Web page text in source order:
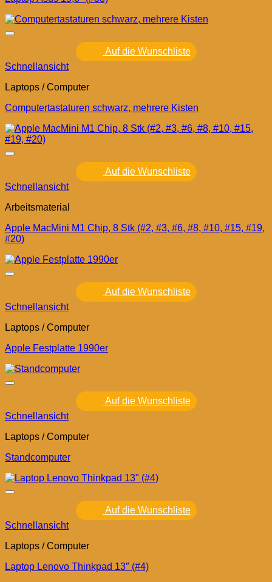
Auf die Wunschliste
Schnellansicht
Laptops / Computer
Computertastaturen schwarz, mehrere Kisten
Auf die Wunschliste
Schnellansicht
Arbeitsmaterial
Apple MacMini M1 Chip, 8 Stk (#2, #3, #6, #8, #10, #15, #19,
#20)
Auf die Wunschliste
Schnellansicht
Laptops / Computer
Apple Festplatte 1990er
Auf die Wunschliste
Schnellansicht
Laptops / Computer
Standcomputer
Auf die Wunschliste
Schnellansicht
Laptops / Computer
Laptop Lenovo Thinkpad 13″ (#4)